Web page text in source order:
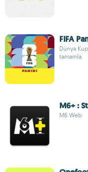
FIFA
Dünya
tamamla
M6+ :
M6 Web